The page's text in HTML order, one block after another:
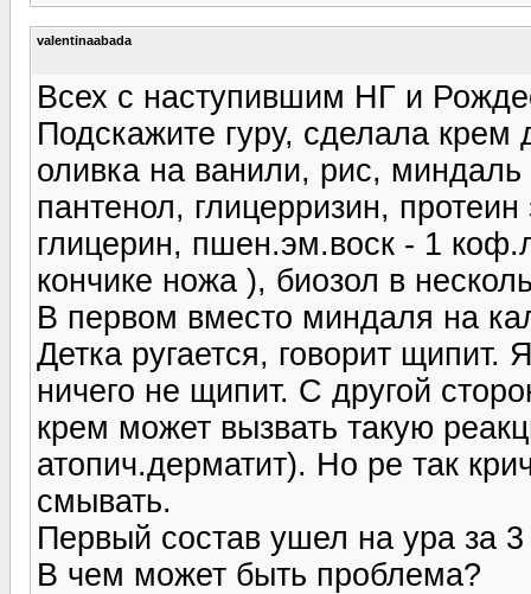
valentinaabada
Всех с наступившим НГ и
Подскажите гуру, сделала крем
оливка на ванили, рис,
пантенол, глицерризин,
глицерин, пшен.эм.воск - 1
кончике ножа ), биозол в
В первом вместо миндаля на
Детка ругается, говорит
ничего не щипит. С другой
крем может вызвать такую
атопич.дерматит). Но ре так
смывать.
Первый состав ушел на ура за
В чем может быть проблема?